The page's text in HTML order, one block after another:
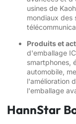
usines de
mondiaux des
Produits et
d'emballage
smartphones,
automobile,
l'amélioration
l'emballage
HannStar